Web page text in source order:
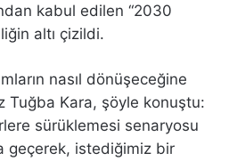
kabul edilen “2030
altı çizildi.
nasıl dönüşeceğine
Tuğba Kara, şöyle konuştu:
sürüklemesi senaryosu
geçerek, istediğimiz bir